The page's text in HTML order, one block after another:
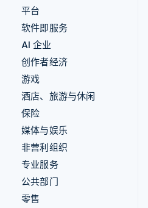
平台
软件即服务
AI 企业
创作者经济
游戏
酒店、旅游与休闲
保险
媒体与娱乐
非营利组织
专业服务
公共部门
零售